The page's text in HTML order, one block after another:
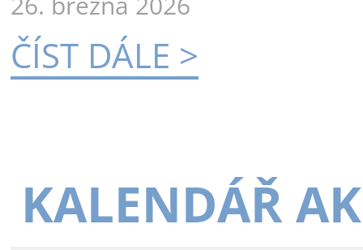
ČÍST DÁLE >
KALENDÁŘ